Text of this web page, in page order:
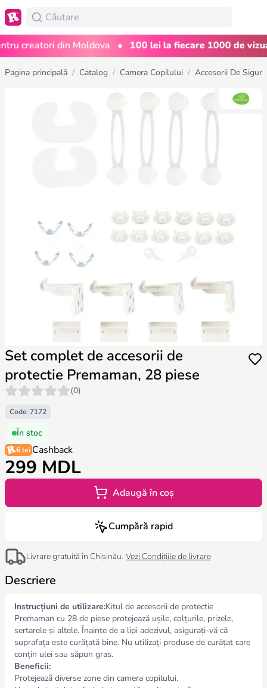
creatori din Moldova • 100 lei la fiecare 1000 de
Pagina principală / Catalog / Camera Copilului / Accesorii De
Set complet de accesorii de
protectie Premaman, 28 piese
(0)
Code: 7172
În stoc
6 lei Cashback
299 MDL
Adaugă în coș
Cumpără rapid
Livrare gratuită în Chișinău. Vezi Condițiile de livrare
Descriere
Instrucțiuni de utilizare:Kitul de accesorii de protectie
Premaman cu 28 de piese protejează ușile, colțurile, prizele,
sertarele și altele. Înainte de a lipi adezivul, asigurați-vă că
suprafața este curățată bine. Nu utilizați produse de curățat care
conțin ulei sau săpun gras.
Beneficii:
Protejează diverse zone din camera copilului.